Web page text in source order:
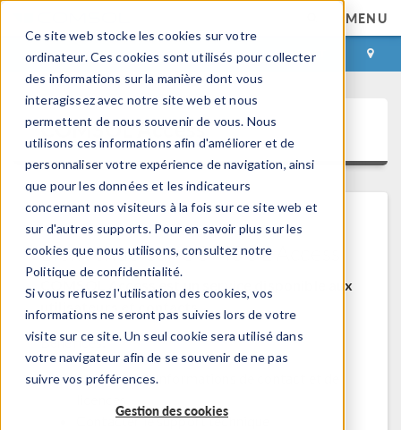
Ce site web stocke les cookies sur votre
ordinateur. Ces cookies sont utilisés pour collecter
des informations sur la manière dont vous
interagissez avec notre site web et nous
permettent de nous souvenir de vous. Nous
utilisons ces informations afin d'améliorer et de
personnaliser votre expérience de navigation, ainsi
que pour les données et les indicateurs
concernant nos visiteurs à la fois sur ce site web et
sur d'autres supports. Pour en savoir plus sur les
cookies que nous utilisons, consultez notre
Politique de confidentialité.
Si vous refusez l'utilisation des cookies, vos
informations ne seront pas suivies lors de votre
visite sur ce site. Un seul cookie sera utilisé dans
votre navigateur afin de se souvenir de ne pas
suivre vos préférences.
Gestion des cookies
MENU
CONNEXION CONTACT
COMSOL Access
Bienvenue sur COMSOL Access
COMSOL Access est un service disponible aux
utilisateurs et contacts.
Bénéfices:
Modifier les informations de contact et de
Contacter le support technique